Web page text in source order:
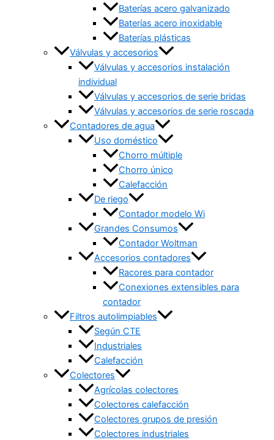
Baterías acero galvanizado
Baterías acero inoxidable
Baterías plásticas
Válvulas y accesorios
Válvulas y accesorios instalación
individual
Válvulas y accesorios de serie bridas
Válvulas y accesorios de serie roscada
Contadores de agua
Uso doméstico
Chorro múltiple
Chorro único
Calefacción
De riego
Contador modelo Wi
Grandes Consumos
Contador Woltman
Accesorios contadores
Racores para contador
Conexiones extensibles para
contador
Filtros autolimpiables
Según CTE
Industriales
Calefacción
Colectores
Agrícolas colectores
Colectores calefacción
Colectores grupos de presión
Colectores industriales